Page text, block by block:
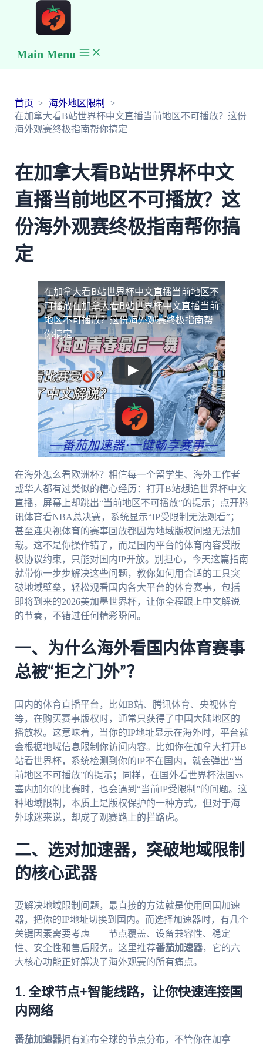
Main Menu
首页
海外地区限制
在加拿大看B站世界杯中文直播当前地区不可播放？这份
海外观赛终极指南帮你搞定
在加拿大看B站世界杯中文
直播当前地区不可播放？这
份海外观赛终极指南帮你搞
定
在加拿大看B站世界杯中文直播当前地区不
可播放在加拿大看B站世界杯中文直播当前
地区不可播放？这份海外观赛终极指南帮
你搞定
在海外怎么看欧洲杯？相信每一个留学生、海外工作者
或华人都有过类似的糟心经历：打开B站想追世界杯中文
直播，屏幕上却跳出“当前地区不可播放”的提示；点开腾
讯体育看NBA总决赛，系统显示“IP受限制无法观看”；
甚至连央视体育的赛事回放都因为地域版权问题无法加
载。这不是你操作错了，而是国内平台的体育内容受版
权协议约束，只能对国内IP开放。别担心，今天这篇指南
就带你一步步解决这些问题，教你如何用合适的工具突
破地域壁垒，轻松观看国内各大平台的体育赛事，包括
即将到来的2026美加墨世界杯，让你全程跟上中文解说
的节奏，不错过任何精彩瞬间。
一、为什么海外看国内体育赛事
总被“拒之门外”？
国内的体育直播平台，比如B站、腾讯体育、央视体育
等，在购买赛事版权时，通常只获得了中国大陆地区的
播放权。这意味着，当你的IP地址显示在海外时，平台就
会根据地域信息限制你访问内容。比如你在加拿大打开B
站看世界杯，系统检测到你的IP不在国内，就会弹出“当
前地区不可播放”的提示；同样，在国外看世界杯法国vs
塞内加尔的比赛时，也会遇到“当前IP受限制”的问题。这
种地域限制，本质上是版权保护的一种方式，但对于海
外球迷来说，却成了观赛路上的拦路虎。
二、选对加速器，突破地域限制
的核心武器
要解决地域限制问题，最直接的方法就是使用回国加速
器，把你的IP地址切换到国内。而选择加速器时，有几个
关键因素需要考虑——节点覆盖、设备兼容性、稳定
性、安全性和售后服务。这里推荐番茄加速器，它的六
大核心功能正好解决了海外观赛的所有痛点。
1. 全球节点+智能线路，让你快速连接国
内网络
番茄加速器拥有遍布全球的节点分布，不管你在加拿